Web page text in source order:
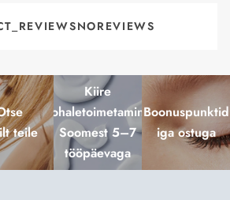
teile
Kiire
kohaletoimetamine
Soomest 5–7
tööpäevaga
Boonuspunktid
iga ostuga